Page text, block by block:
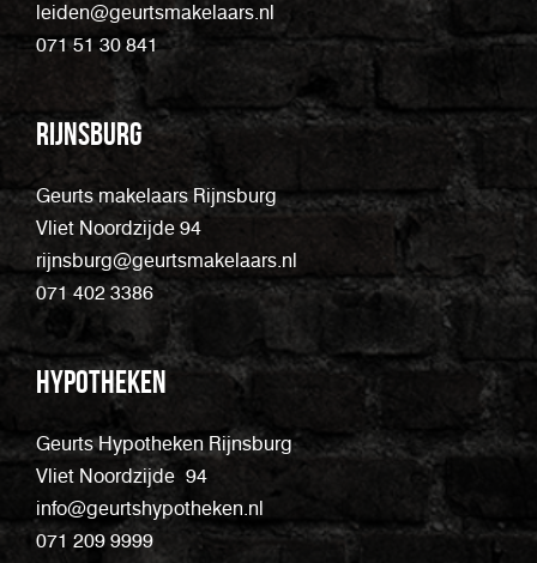
leiden@geurtsmakelaars.nl
071 51 30 841
Rijnsburg
Geurts makelaars Rijnsburg
Vliet Noordzijde 94
rijnsburg@geurtsmakelaars.nl
071 402 3386
Hypotheken
Geurts Hypotheken Rijnsburg
Vliet Noordzijde 94
info@geurtshypotheken.nl
071 209 9999